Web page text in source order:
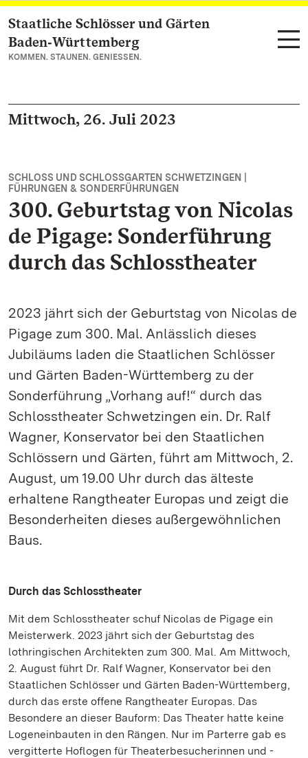
Zum Hauptinhalt springen
Staatliche Schlösser und Gärten
Baden‑Württemberg
KOMMEN. STAUNEN. GENIESSEN.
Mittwoch, 26. Juli 2023
SCHLOSS UND SCHLOSSGARTEN SCHWETZINGEN |
FÜHRUNGEN & SONDERFÜHRUNGEN
300. Geburtstag von Nicolas
de Pigage: Sonderführung
durch das Schlosstheater
2023 jährt sich der Geburtstag von Nicolas de
Pigage zum 300. Mal. Anlässlich dieses
Jubiläums laden die Staatlichen Schlösser
und Gärten Baden-Württemberg zu der
Sonderführung „Vorhang auf!“ durch das
Schlosstheater Schwetzingen ein. Dr. Ralf
Wagner, Konservator bei den Staatlichen
Schlössern und Gärten, führt am Mittwoch, 2.
August, um 19.00 Uhr durch das älteste
erhaltene Rangtheater Europas und zeigt die
Besonderheiten dieses außergewöhnlichen
Baus.
Durch das Schlosstheater
Mit dem Schlosstheater schuf Nicolas de Pigage ein
Meisterwerk. 2023 jährt sich der Geburtstag des
lothringischen Architekten zum 300. Mal. Am Mittwoch,
2. August führt Dr. Ralf Wagner, Konservator bei den
Staatlichen Schlösser und Gärten Baden-Württemberg,
durch das erste offene Rangtheater Europas. Das
Besondere an dieser Bauform: Das Theater hatte keine
Logeneinbauten in den Rängen. Nur im Parterre gab es
vergitterte Hoflogen für Theaterbesucherinnen und -